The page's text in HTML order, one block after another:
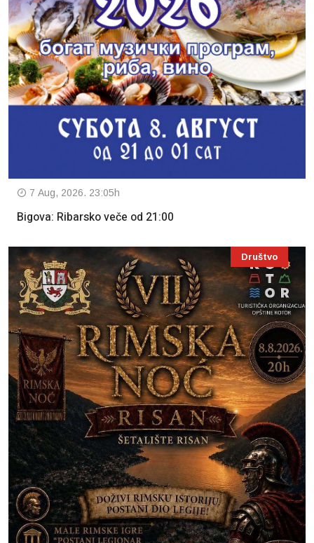
7 Aug, 2026. 23:05h
Bigova: Ribarsko veče od 21:00
Društvo